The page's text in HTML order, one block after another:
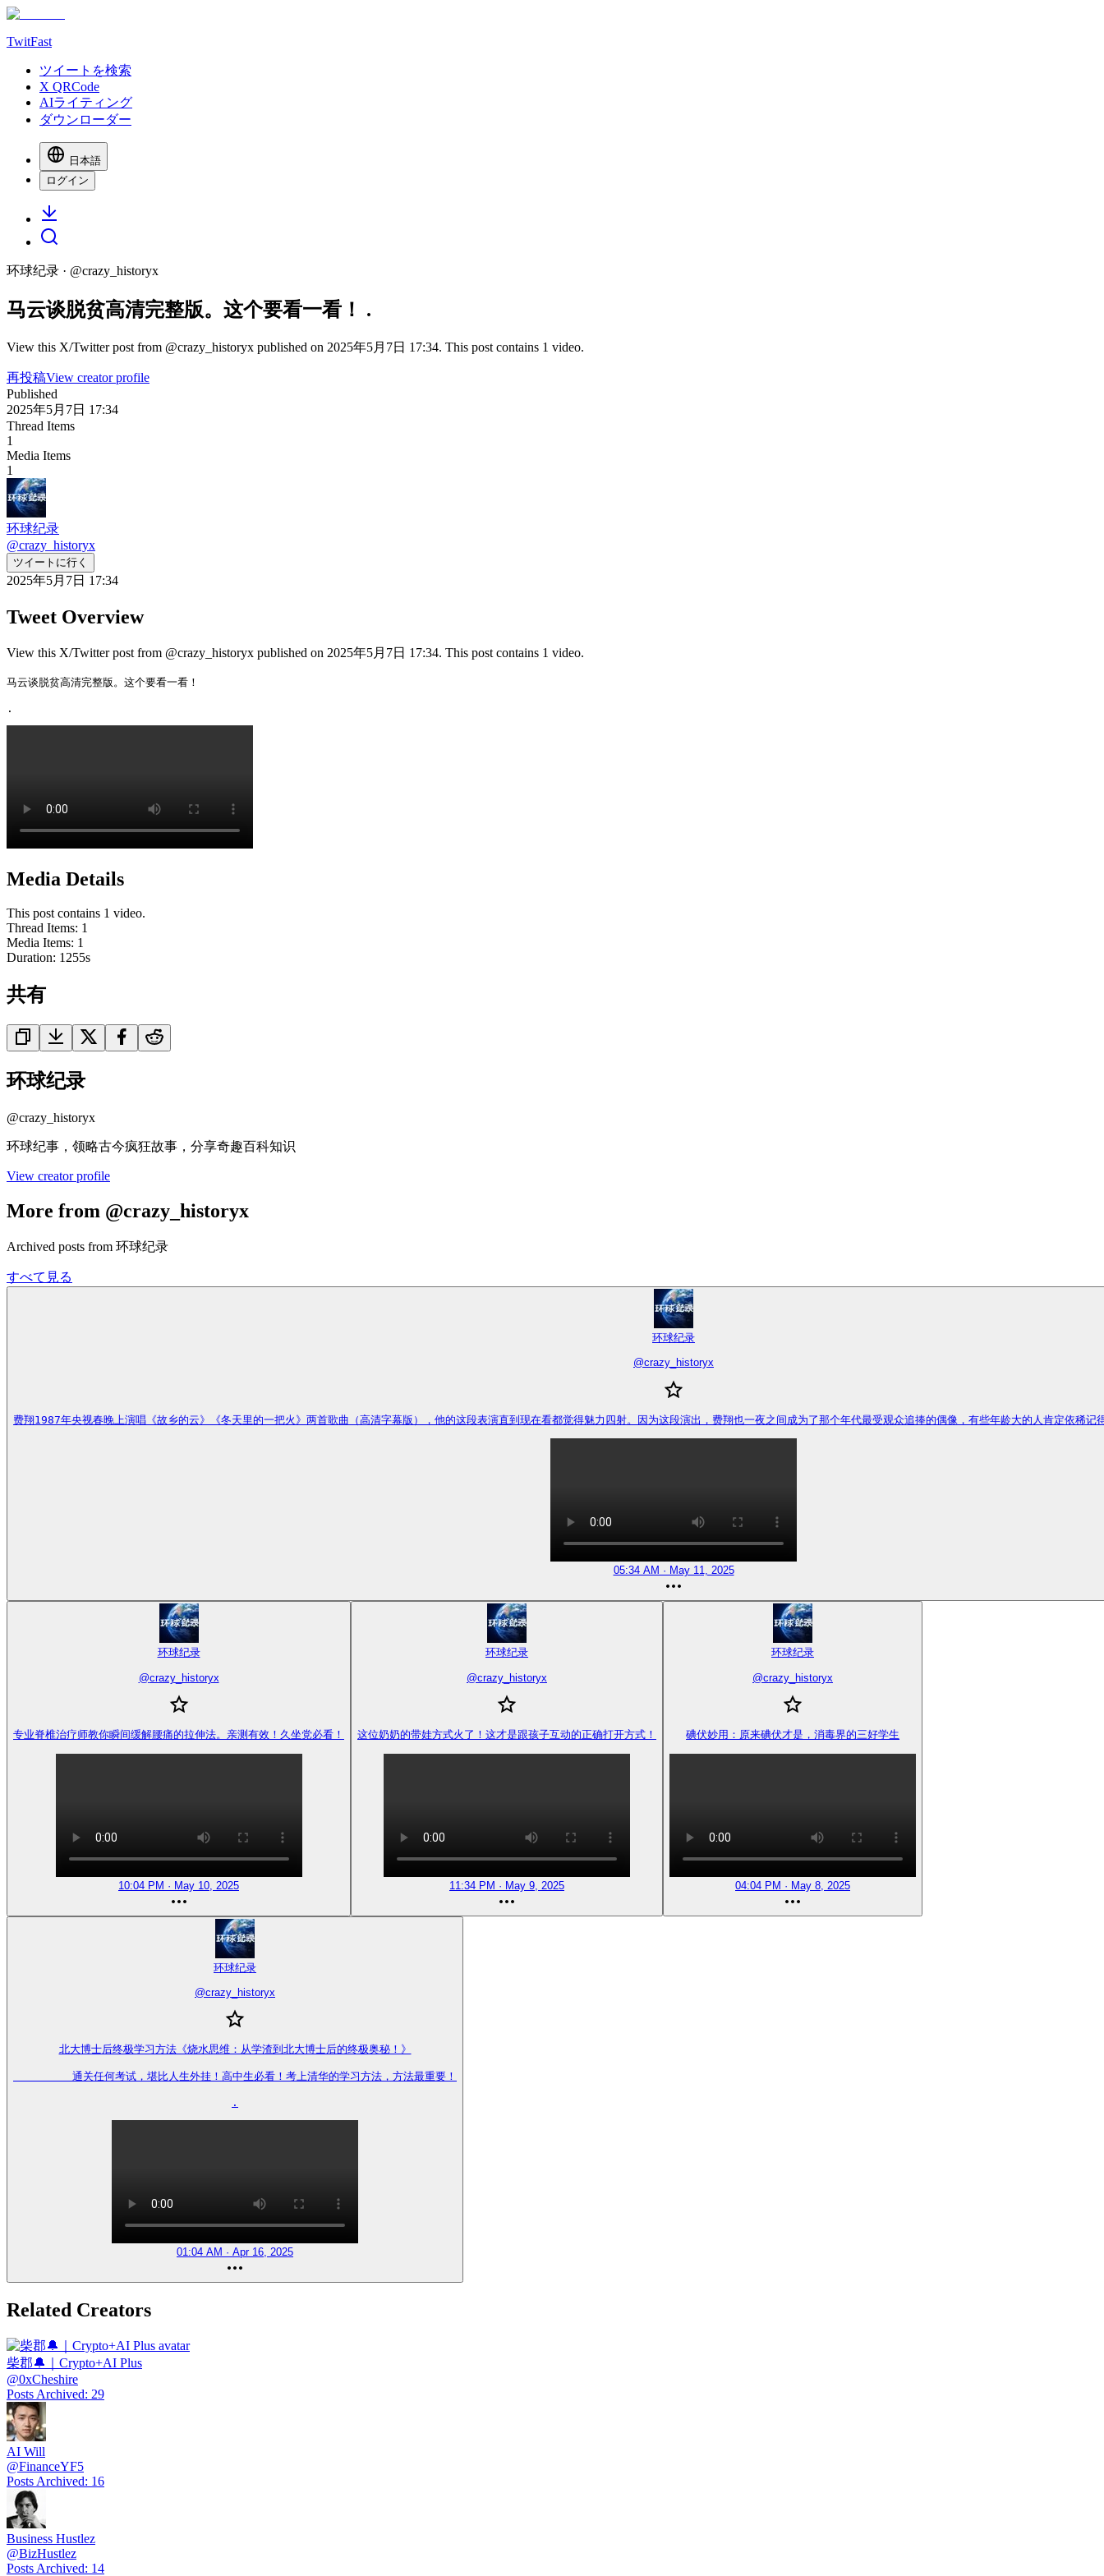
TwitFast
ツイートを検索
X QRCode
AIライティング
ダウンローダー
日本語
ログイン
环球纪录 · @crazy_historyx
马云谈脱贫高清完整版。这个要看一看！ .
View this X/Twitter post from @crazy_historyx published on 2025年5月7日 17:34. This post contains 1 video.
再投稿View creator profile
Published
2025年5月7日 17:34
Thread Items
1
Media Items
1
环球纪录
@crazy_historyx
ツイートに行く
2025年5月7日 17:34
Tweet Overview
View this X/Twitter post from @crazy_historyx published on 2025年5月7日 17:34. This post contains 1 video.
马云谈脱贫高清完整版。这个要看一看！
.
Media Details
This post contains 1 video.
Thread Items: 1
Media Items: 1
Duration: 1255s
共有
环球纪录
@crazy_historyx
环球纪事，领略古今疯狂故事，分享奇趣百科知识
View creator profile
More from @crazy_historyx
Archived posts from 环球纪录
すべて見る
环球纪录
@crazy_historyx
费翔1987年央视春晚上演唱《故乡的云》《冬天里的一把火》两首歌曲（高清字幕版），他的这段表演直到现在看都觉得魅力四射。因为这段演出，费翔也一夜之间成为了那个年代最受观众追捧的偶像，有些年龄大的人肯定依稀
05:34 AM · May 11, 2025
环球纪录
@crazy_historyx
专业脊椎治疗师教你瞬间缓解腰痛的拉伸法。亲测有效！久坐党必看！
10:04 PM · May 10, 2025
环球纪录
@crazy_historyx
这位奶奶的带娃方式火了！这才是跟孩子互动的正确打开方式！
11:34 PM · May 9, 2025
环球纪录
@crazy_historyx
碘伏妙用：原来碘伏才是，消毒界的三好学生
04:04 PM · May 8, 2025
环球纪录
@crazy_historyx
北大博士后终极学习方法《烧水思维：从学渣到北大博士后的终极奥秘！》
         通关任何考试，堪比人生外挂！高中生必看！考上清华的学习方法，方法最重要！
.
01:04 AM · Apr 16, 2025
Related Creators
柴郡🔔｜Crypto+AI Plus
@0xCheshire
Posts Archived: 29
AI Will
@FinanceYF5
Posts Archived: 16
Business Hustlez
@BizHustlez
Posts Archived: 14